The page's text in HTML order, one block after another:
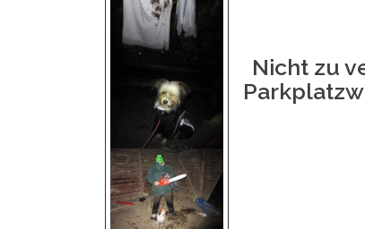
Nicht zu